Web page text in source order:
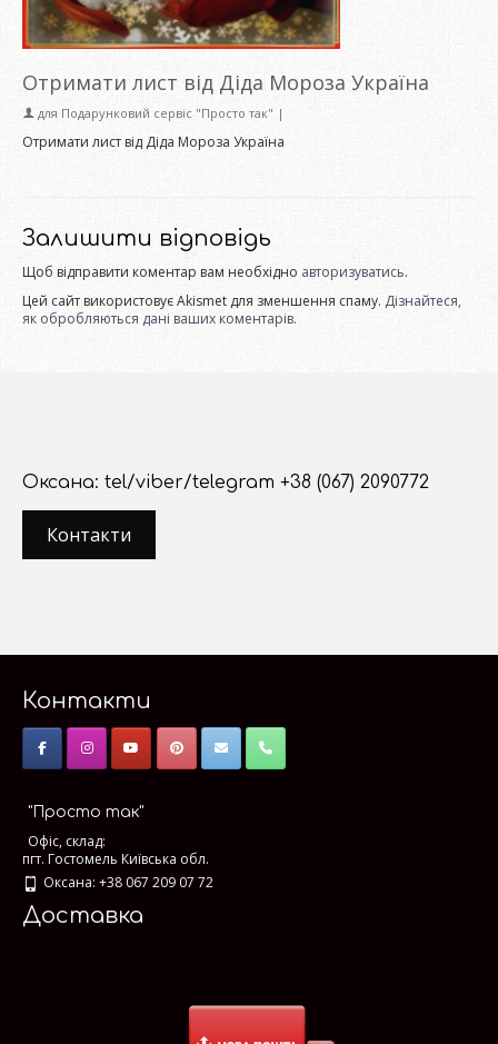
Отримати лист від Діда Мороза Україна
для Подарунковий сервіс "Просто так" |
Отримати лист від Діда Мороза Україна
Залишити відповідь
Щоб відправити коментар вам необхідно авторизуватись.
Цей сайт використовує Akismet для зменшення спаму. Дізнайтеся,
як обробляються дані ваших коментарів.
Оксана: tel/viber/telegram +38 (067) 2090772
Контакти
Контакти
"Просто так"
Офіс, склад:
пгт. Гостомель Київська обл.
Оксана: +38 067 209 07 72
Доставка